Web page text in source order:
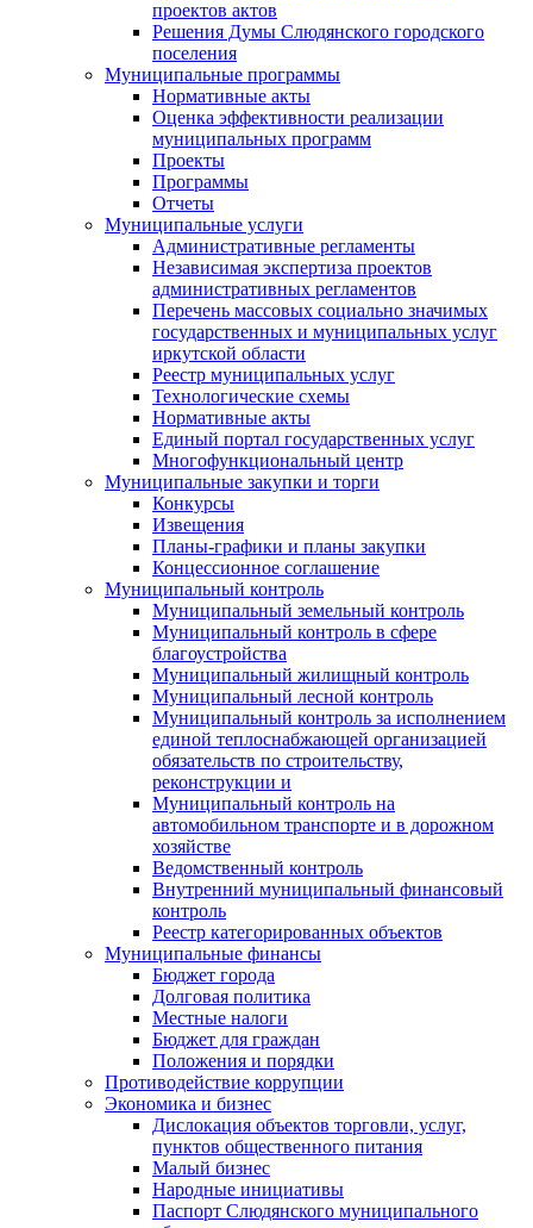
проектов актов
Решения Думы Слюдянского городского
поселения
Муниципальные программы
Нормативные акты
Оценка эффективности реализации
муниципальных программ
Проекты
Программы
Отчеты
Муниципальные услуги
Административные регламенты
Независимая экспертиза проектов
административных регламентов
Перечень массовых социально значимых
государственных и муниципальных услуг
иркутской области
Реестр муниципальных услуг
Технологические схемы
Нормативные акты
Единый портал государственных услуг
Многофункциональный центр
Муниципальные закупки и торги
Конкурсы
Извещения
Планы-графики и планы закупки
Концессионное соглашение
Муниципальный контроль
Муниципальный земельный контроль
Муниципальный контроль в сфере
благоустройства
Муниципальный жилищный контроль
Муниципальный лесной контроль
Муниципальный контроль за исполнением
единой теплоснабжающей организацией
обязательств по строительству,
реконструкции и
Муниципальный контроль на
автомобильном транспорте и в дорожном
хозяйстве
Ведомственный контроль
Внутренний муниципальный финансовый
контроль
Реестр категорированных объектов
Муниципальные финансы
Бюджет города
Долговая политика
Местные налоги
Бюджет для граждан
Положения и порядки
Противодействие коррупции
Экономика и бизнес
Дислокация объектов торговли, услуг,
пунктов общественного питания
Малый бизнес
Народные инициативы
Паспорт Слюдянского муниципального